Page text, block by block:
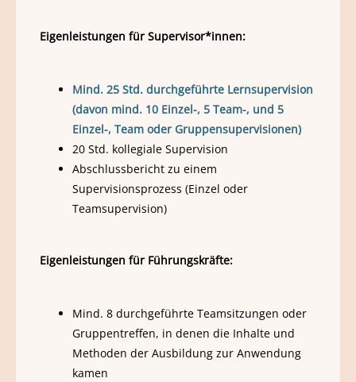
Eigenleistungen für Supervisor*innen:
Mind. 25 Std. durchgeführte Lernsupervision
(davon mind. 10 Einzel-, 5 Team-, und 5
Einzel-, Team oder Gruppensupervisionen)
20 Std. kollegiale Supervision
Abschlussbericht zu einem
Supervisionsprozess (Einzel oder
Teamsupervision)
Eigenleistungen für Führungskräfte:
Mind. 8 durchgeführte Teamsitzungen oder
Gruppentreffen, in denen die Inhalte und
Methoden der Ausbildung zur Anwendung
kamen